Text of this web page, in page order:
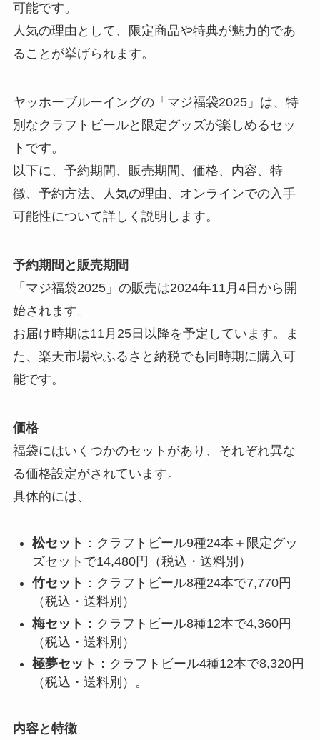
可能です。
人気の理由として、限定商品や特典が魅力的であ
ることが挙げられます。
ヤッホーブルーイングの「マジ福袋2025」は、特
別なクラフトビールと限定グッズが楽しめるセッ
トです。
以下に、予約期間、販売期間、価格、内容、特
徴、予約方法、人気の理由、オンラインでの入手
可能性について詳しく説明します。
予約期間と販売期間
「マジ福袋2025」の販売は2024年11月4日から開
始されます。
お届け時期は11月25日以降を予定しています。ま
た、楽天市場やふるさと納税でも同時期に購入可
能です。
価格
福袋にはいくつかのセットがあり、それぞれ異な
る価格設定がされています。
具体的には、
松セット ：クラフトビール9種24本＋限定グッ
ズセットで14,480円（税込・送料別）
竹セット ：クラフトビール8種24本で7,770円
（税込・送料別）
梅セット ：クラフトビール8種12本で4,360円
（税込・送料別）
極夢セット ：クラフトビール4種12本で8,320円
（税込・送料別）。
内容と特徴